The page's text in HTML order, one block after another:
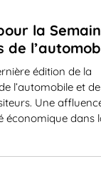
la
de
édition de la
l’automobile et
Une
économique dans